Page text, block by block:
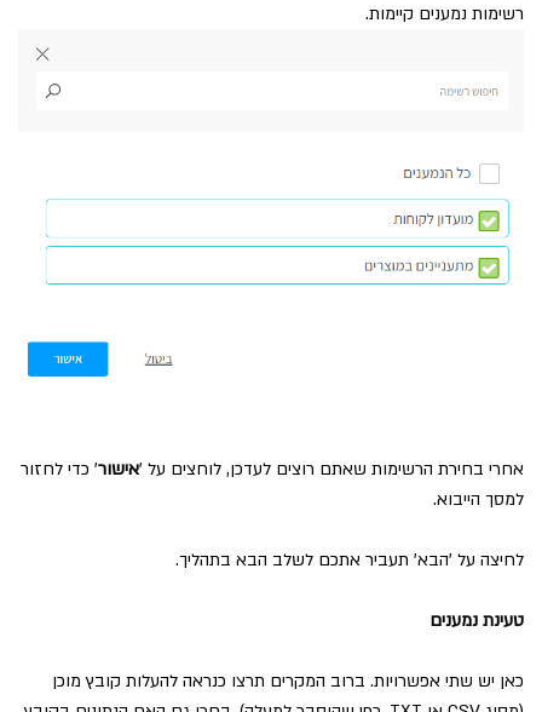
רשימות נמענים קיימות.
אחרי בחירת הרשימות שאתם רוצים לעדכן, לוחצים על 'אישור' כדי לחזור
למסך הייבוא.
לחיצה על 'הבא' תעביר אתכם לשלב הבא בתהליך.
טעינת נמענים
כאן יש שתי אפשרויות. ברוב המקרים תרצו כנראה להעלות קובץ מוכן